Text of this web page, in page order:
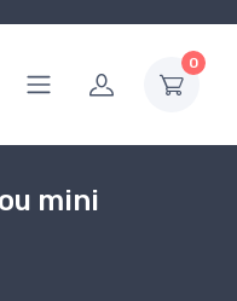
0
mini